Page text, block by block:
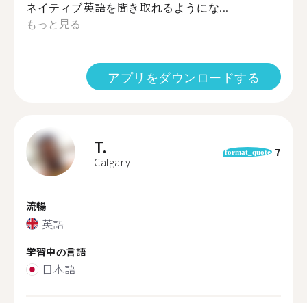
ネイティブ英語を聞き取れるようにな...
もっと見る
アプリをダウンロードする
T.
Calgary
format_quote 7
流暢
英語
学習中の言語
日本語